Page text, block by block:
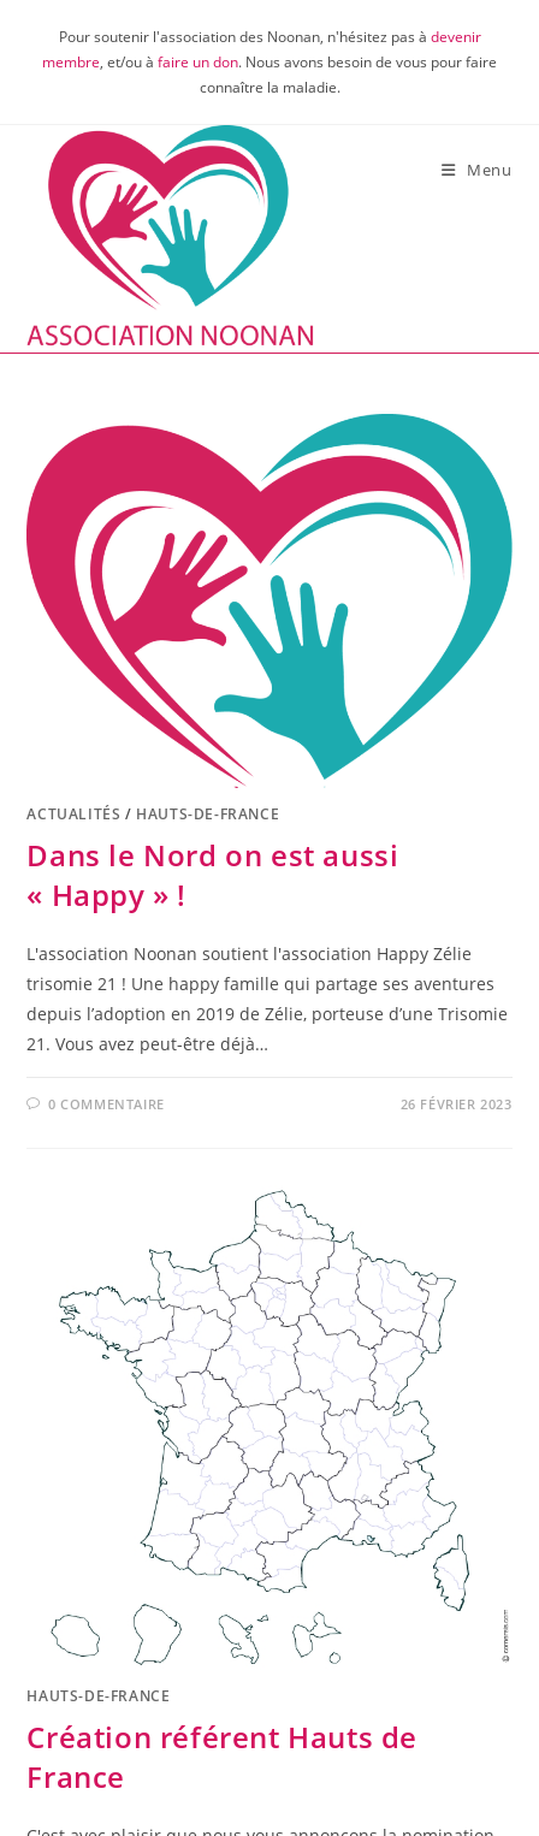
content
Pour soutenir l'association des Noonan, n'hésitez pas à devenir
membre, et/ou à faire un don. Nous avons besoin de vous pour faire
connaître la maladie.
Menu
ACTUALITÉS / HAUTS-DE-FRANCE
Dans le Nord on est aussi
« Happy » !
L'association Noonan soutient l'association Happy Zélie
trisomie 21 ! Une happy famille qui partage ses aventures
depuis l’adoption en 2019 de Zélie, porteuse d’une Trisomie
21. Vous avez peut-être déjà…
0 COMMENTAIRE 26 FÉVRIER 2023
HAUTS-DE-FRANCE
Création référent Hauts de
France